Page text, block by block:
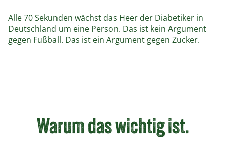
Alle 70 Sekunden wächst das Heer der Diabetiker in
Deutschland um eine Person. Das ist kein Argument
gegen Fußball. Das ist ein Argument gegen Zucker.
Warum das wichtig ist.